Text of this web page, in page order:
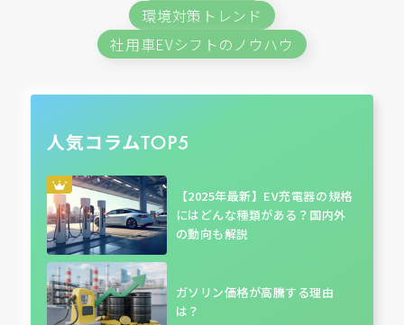
環境対策トレンド
社用車EVシフトのノウハウ
【2025年最新】EV充電器の規格
にはどんな種類がある？国内外
の動向も解説
ガソリン価格が高騰する理由
は？